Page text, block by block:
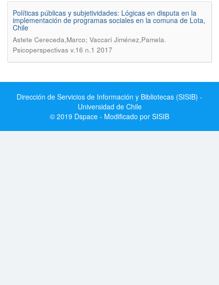
Políticas públicas y subjetividades: Lógicas en disputa en la
implementación de programas sociales en la comuna de Lota,
Chile
Astete Cereceda,Marco; Vaccari Jiménez,Pamela.
Psicoperspectivas v.16 n.1 2017
Dirección de Servicios de Información y Bibliotecas (SISIB) -
Universidad de Chile
© 2019 Dspace - Modificado por SISIB